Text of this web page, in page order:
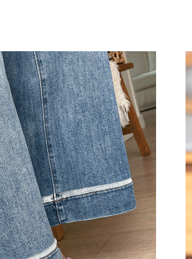
28),L(29-30),XL(31-
S(25-
32),2XL(33-
32,800원